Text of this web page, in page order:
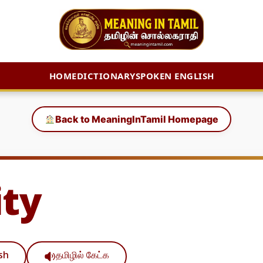
HOMEDICTIONARYSPOKEN ENGLISH
Back to MeaningInTamil Homepage
தமிழில் கேட்க